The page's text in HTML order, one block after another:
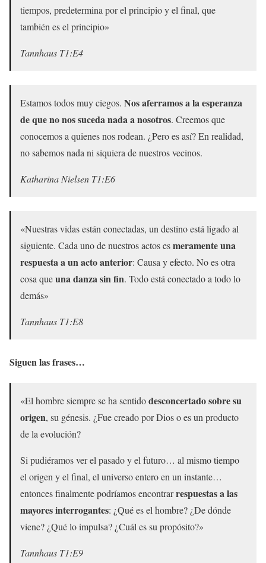
tiempos, predetermina por el principio y el final, que
también es el principio»
Tannhaus T1:E4
Estamos todos muy ciegos. Nos aferramos a la esperanza
de que no nos suceda nada a nosotros. Creemos que
conocemos a quienes nos rodean. ¿Pero es así? En realidad,
no sabemos nada ni siquiera de nuestros vecinos.
Katharina Nielsen T1:E6
«Nuestras vidas están conectadas, un destino está ligado al
siguiente. Cada uno de nuestros actos esmeramente una
respuesta a un acto anterior: Causa y efecto. No es otra
cosa queuna danza sin fin. Todo está conectado a todo lo
demás»
Tannhaus T1:E8
Siguen las frases…
«El hombre siempre se ha sentidodesconcertado sobre su
origen, su génesis. ¿Fue creado por Dios o es un producto
de la evolución?
Si pudiéramos ver el pasado y el futuro… al mismo tiempo
el origen y el final, el universo entero en un instante…
entonces finalmente podríamos encontrarrespuestas a las
mayores interrogantes: ¿Qué es el hombre? ¿De dónde
viene? ¿Qué lo impulsa? ¿Cuál es su propósito?»
Tannhaus T1:E9